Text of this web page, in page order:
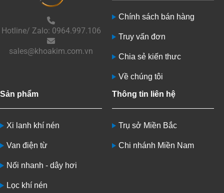
Hotline/ Zalo: 0964.997.106
sales@khoakim.com.vn
Chính sách bán hàng
Truy vấn đơn
Chia sẻ kiến thưc
Về chúng tôi
Sản phẩm
Xi lanh khí nén
Van điện từ
Nối nhanh - dây hơi
Lọc khí nén
Thông tin liên hệ
Trụ sở Miền Bắc
Chi nhánh Miền Nam